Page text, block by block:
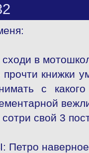
сходи в
прочти книжки
с
сотри свой 3
Петро